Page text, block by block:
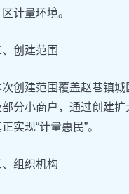
区计量环境。
、创建范围
次创建范围覆盖赵巷镇
分小商户，通过创建
实现“计量惠民”。
、组织机构